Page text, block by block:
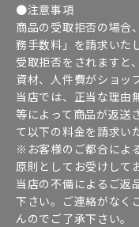
●注意事項
商品の受取拒否の場合
務手数料」を請求いた
受取拒否をされますと
資材、人件費がショッ
当店では、正当な理由
等によって商品が返送
て以下の料金を請求い
※お客様のご都合によ
原則としてお受けして
当店の不備によるご返
下さい。ご連絡がなく
んのでご了承下さい。